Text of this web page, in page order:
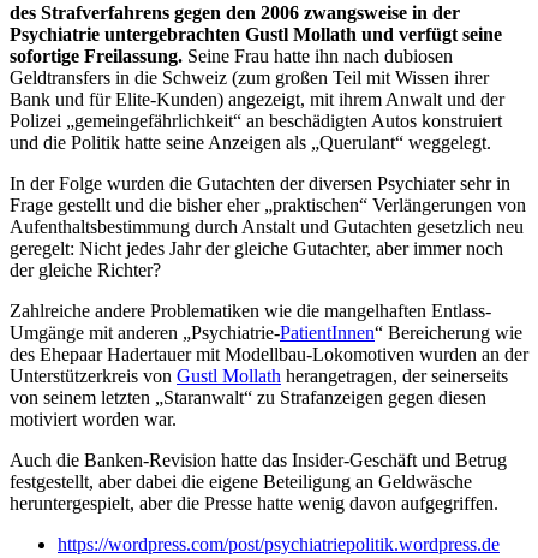
des Strafverfahrens gegen den 2006 zwangsweise in der
Psychiatrie untergebrachten Gustl Mollath und verfügt seine
sofortige Freilassung. Seine Frau hatte ihn nach dubiosen
Geldtransfers in die Schweiz (zum großen Teil mit Wissen ihrer
Bank und für Elite-Kunden) angezeigt, mit ihrem Anwalt und der
Polizei „gemeingefährlichkeit“ an beschädigten Autos konstruiert
und die Politik hatte seine Anzeigen als „Querulant“ weggelegt.
In der Folge wurden die Gutachten der diversen Psychiater sehr in
Frage gestellt und die bisher eher „praktischen“ Verlängerungen von
Aufenthaltsbestimmung durch Anstalt und Gutachten gesetzlich neu
geregelt: Nicht jedes Jahr der gleiche Gutachter, aber immer noch
der gleiche Richter?
Zahlreiche andere Problematiken wie die mangelhaften Entlass-
Umgänge mit anderen „Psychiatrie-PatientInnen“ Bereicherung wie
des Ehepaar Hadertauer mit Modellbau-Lokomotiven wurden an der
Unterstützerkreis von Gustl Mollath herangetragen, der seinerseits
von seinem letzten „Staranwalt“ zu Strafanzeigen gegen diesen
motiviert worden war.
Auch die Banken-Revision hatte das Insider-Geschäft und Betrug
festgestellt, aber dabei die eigene Beteiligung an Geldwäsche
heruntergespielt, aber die Presse hatte wenig davon aufgegriffen.
https://wordpress.com/post/psychiatriepolitik.wordpress.de